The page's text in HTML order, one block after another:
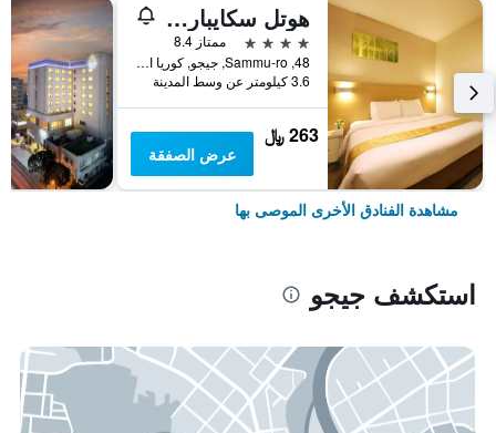
هوتل سكايبارك جيجو 1
4 نجوم
ممتاز 8.4
48, Sammu-ro, جيجو, كوريا الجنوبية
3.6 كيلومتر عن وسط المدينة
263 ﷼
عرض الصفقة
مشاهدة الفنادق الأخرى الموصى بها
استكشف جيجو